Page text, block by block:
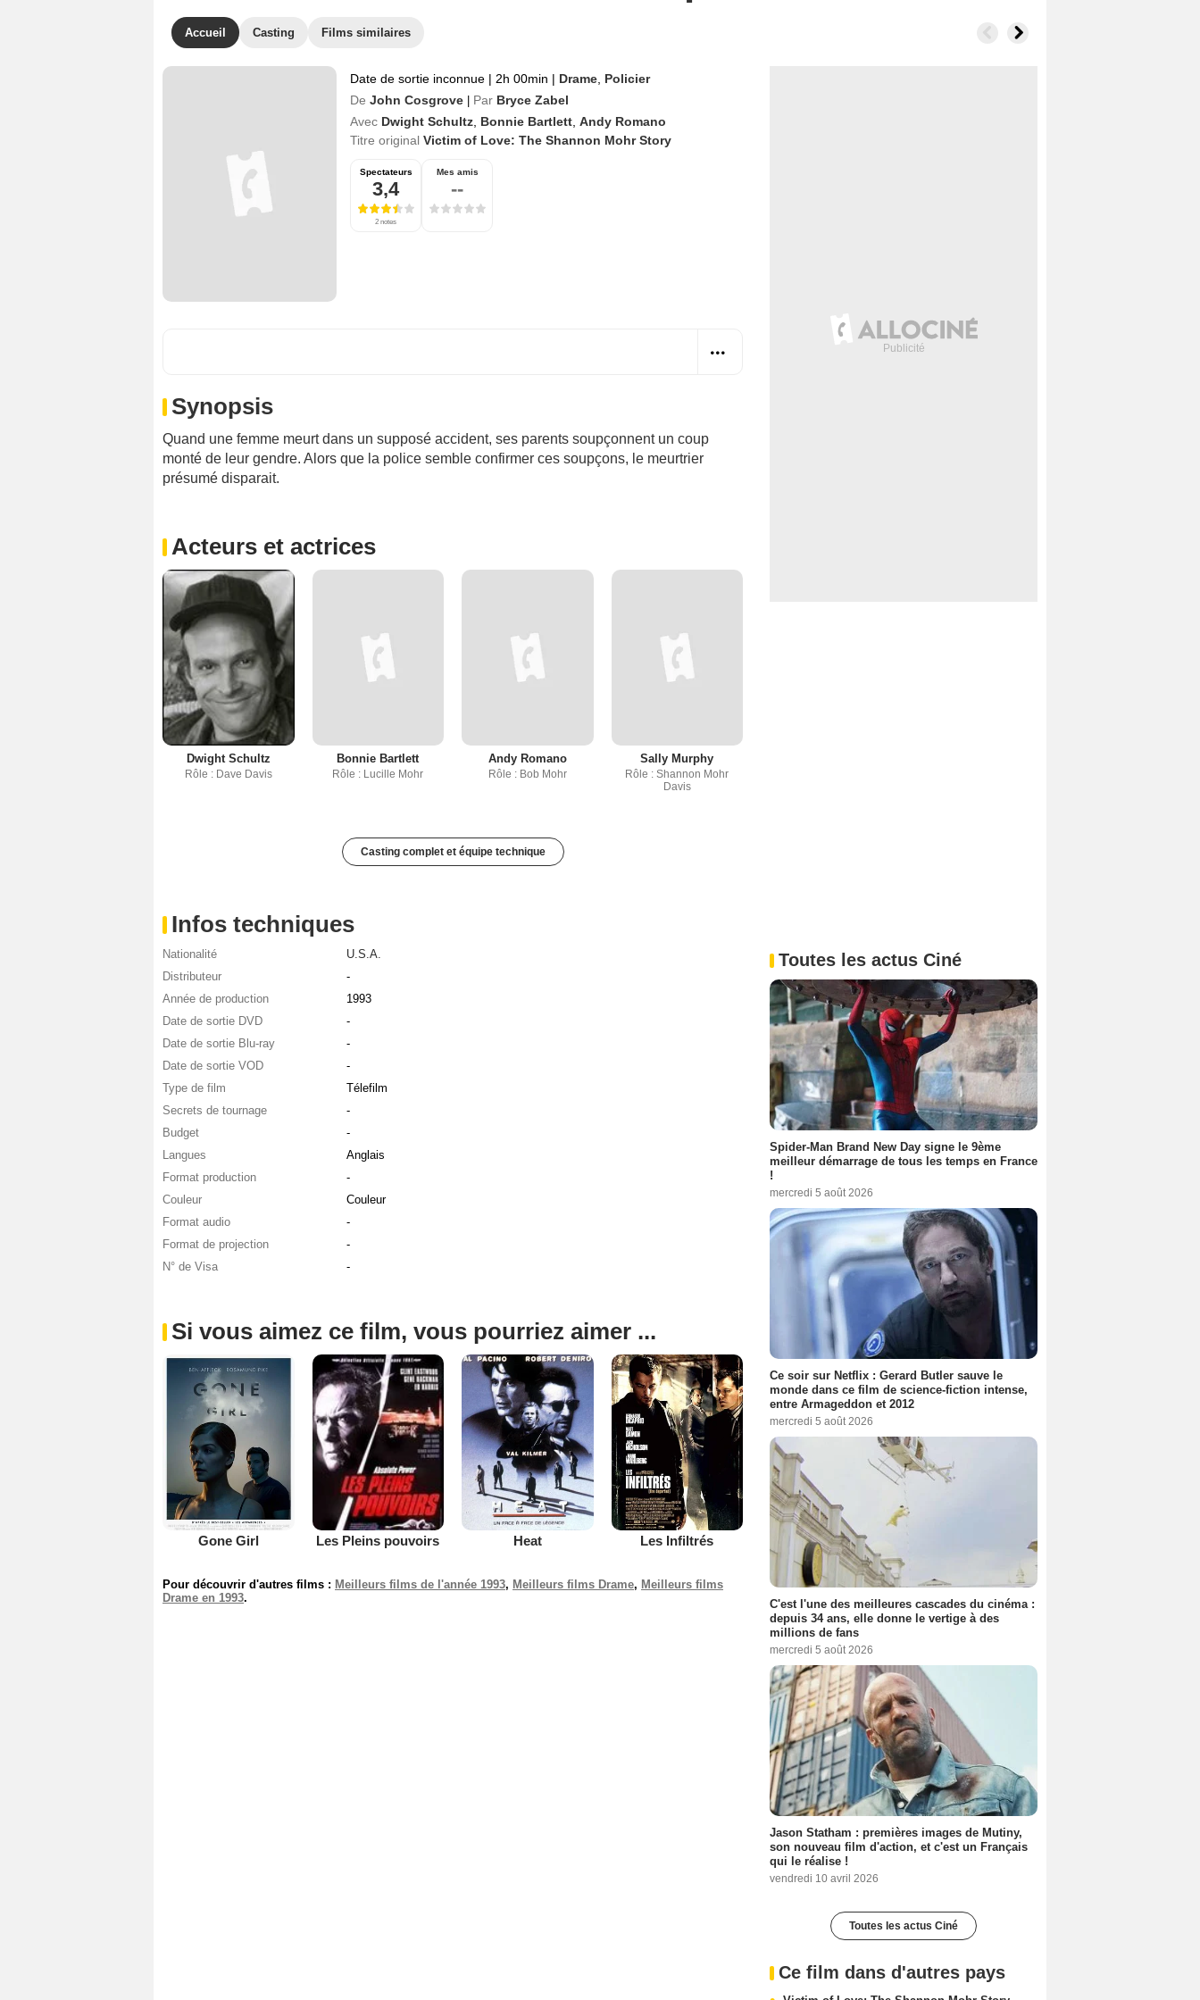
Accueil Casting Films similaires
Date de sortie inconnue | 2h 00min | Drame Policier
De John Cosgrove Par Bryce Zabel
Avec Dwight Schultz Bonnie Bartlett Andy Romano
Titre original Victim of Love: The Shannon Mohr Story
Spectateurs
3,4
2 notes
Mes amis
--
Synopsis
Quand une femme meurt dans un supposé accident, ses parents soupçonnent un coup
monté de leur gendre. Alors que la police semble confirmer ces soupçons, le meurtrier
présumé disparait.
Acteurs et actrices
Dwight Schultz
Rôle : Dave Davis
Bonnie Bartlett
Rôle : Lucille Mohr
Andy Romano
Rôle : Bob Mohr
Sally Murphy
Rôle : Shannon Mohr
Davis
Casting complet et équipe technique
Infos techniques
Nationalité
U.S.A.
Distributeur
-
Année de production
1993
Date de sortie DVD
-
Date de sortie Blu-ray
-
Date de sortie VOD
-
Type de film
Télefilm
Secrets de tournage
-
Budget
-
Langues
Anglais
Format production
-
Couleur
Couleur
Format audio
-
Format de projection
-
N° de Visa
-
Si vous aimez ce film, vous pourriez aimer ...
Gone Girl Les Pleins pouvoirs Heat Les Infiltrés
Pour découvrir d'autres films : Meilleurs films de l'année 1993, Meilleurs films Drame, Meilleurs films
Drame en 1993.
Toutes les actus Ciné
Spider-Man Brand New Day signe le 9ème
meilleur démarrage de tous les temps en France
!
mercredi 5 août 2026
Ce soir sur Netflix : Gerard Butler sauve le
monde dans ce film de science-fiction intense,
entre Armageddon et 2012
mercredi 5 août 2026
C'est l'une des meilleures cascades du cinéma :
depuis 34 ans, elle donne le vertige à des
millions de fans
mercredi 5 août 2026
Jason Statham : premières images de Mutiny,
son nouveau film d'action, et c'est un Français
qui le réalise !
vendredi 10 avril 2026
Toutes les actus Ciné
Ce film dans d'autres pays